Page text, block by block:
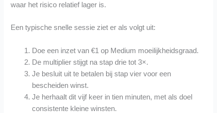
waar het risico relatief lager is.
Een typische snelle sessie ziet er als volgt uit:
Doe een inzet van €1 op Medium moeilijkheidsgraad.
De multiplier stijgt na stap drie tot 3×.
Je besluit uit te betalen bij stap vier voor een
bescheiden winst.
Je herhaalt dit vijf keer in tien minuten, met als doel
consistente kleine winsten.